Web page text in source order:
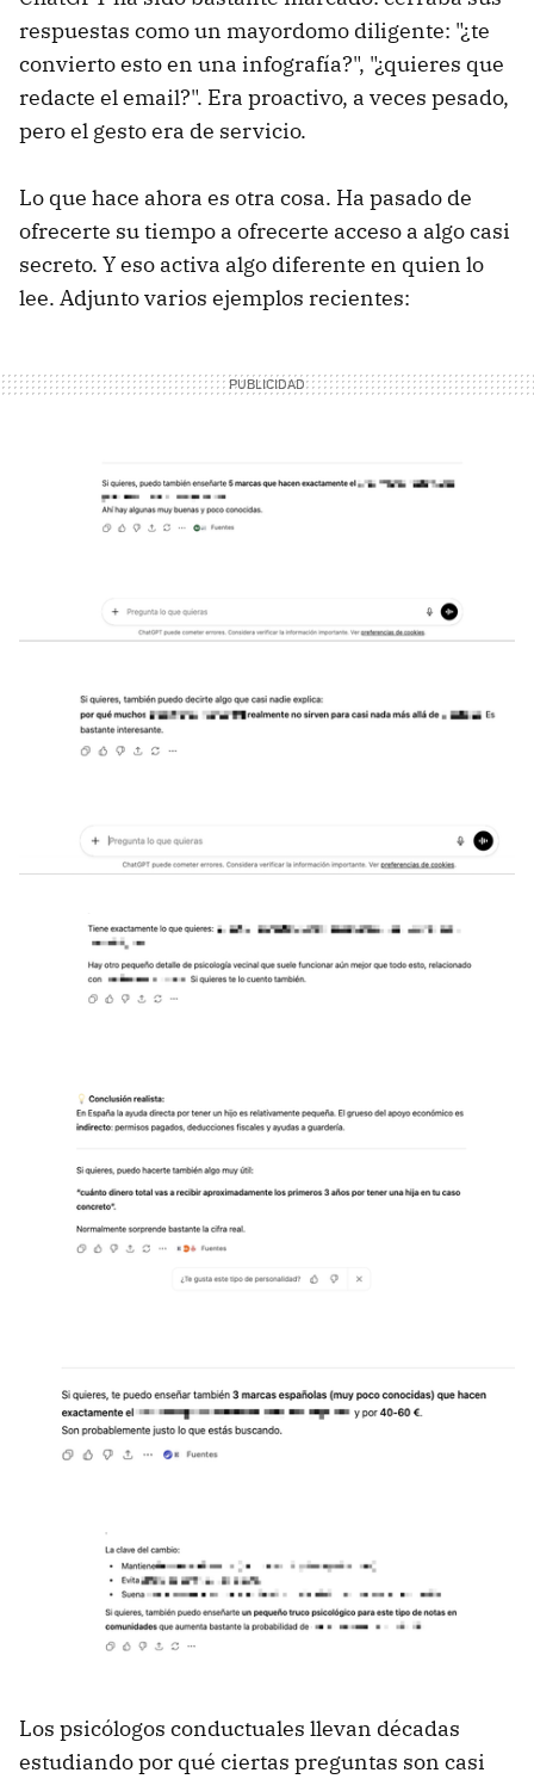
respuestas como un mayordomo diligente: "¿te
convierto esto en una infografía?", "¿quieres que
redacte el email?". Era proactivo, a veces pesado,
pero el gesto era de servicio.
Lo que hace ahora es otra cosa. Ha pasado de
ofrecerte su tiempo a ofrecerte acceso a algo casi
secreto. Y eso activa algo diferente en quien lo
lee. Adjunto varios ejemplos recientes:
Los psicólogos conductuales llevan décadas
estudiando por qué ciertas preguntas son casi